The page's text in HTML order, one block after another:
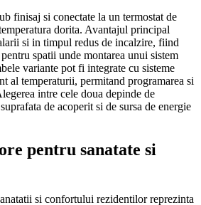
finisaj si conectate la un termostat de
dorita. Avantajul principal
si in timpul redus de incalzire, fiind
spatii unde montarea unui sistem
variante pot fi integrate cu sisteme
al temperaturii, permitand programarea si
intre cele doua depinde de
de acoperit si de sursa de energie
pentru sanatate si
si confortului rezidentilor reprezinta